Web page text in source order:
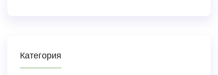
Категория